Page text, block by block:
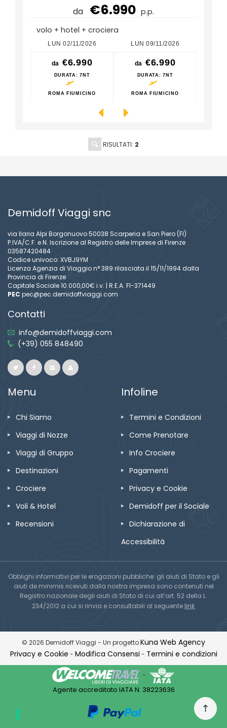
da €6.990 p.p.
volo + hotel + crociera
LUN 02/11/2026
da €6.990
DURATA : 7NT
ROMA FIUMICINO
LUN 09/11/2026
da €6.990
DURATA : 7NT
ROMA FIUMICINO
RISULTATI: 2
Demidoff Viaggi snc
via Ilaria Alpi Borgonuovo 50038 Scarperia e San Piero (FI)
P.IVA/C.F. e N. Iscrizione al Registro delle Imprese di Firenze
03587420484
Codice univoco: XVBJ9YM
Licenza Agenzia di Viaggio n° 389 rilasciata il 15/11/1994 dalla
Provincia di Firenze
Capitale Sociale 10.000,00€ i.v. | R.E.A. FI-371449
PEC pec@pec.demidoffviaggi.com
Contatti
info@demidoffviaggi.com
(+39) 055 848490
Menu
Chi Siamo
Viaggi di Nozze
Viaggi di Gruppo
Destinazioni
Crociere
Voli & Hotel
Recensioni
Infoline
Termini e Condizioni
Come Prenotare
Info Crociere
Pagamenti
Privacy e Cookie
Demidoff per il Sociale
Dichiarazione di
Accessibilità
Obblighi informativi per le erogazioni pubbliche: gli aiuti di Stato e gli
aiuti de minimis ricevuti dalla nostra impresa sono contenuti nel
Registro nazionale degli aiuti di Stato di cui all’art. 52 della L.
234/2012 a cui si rinvia e consultabili al seguente link
© 2026 Demidoff Viaggi - Un progettoKuna Web Agency
Privacy e Cookie - Modifica Consensi - Termini e condizioni
-
Agente accreditato IATA N. 38223636